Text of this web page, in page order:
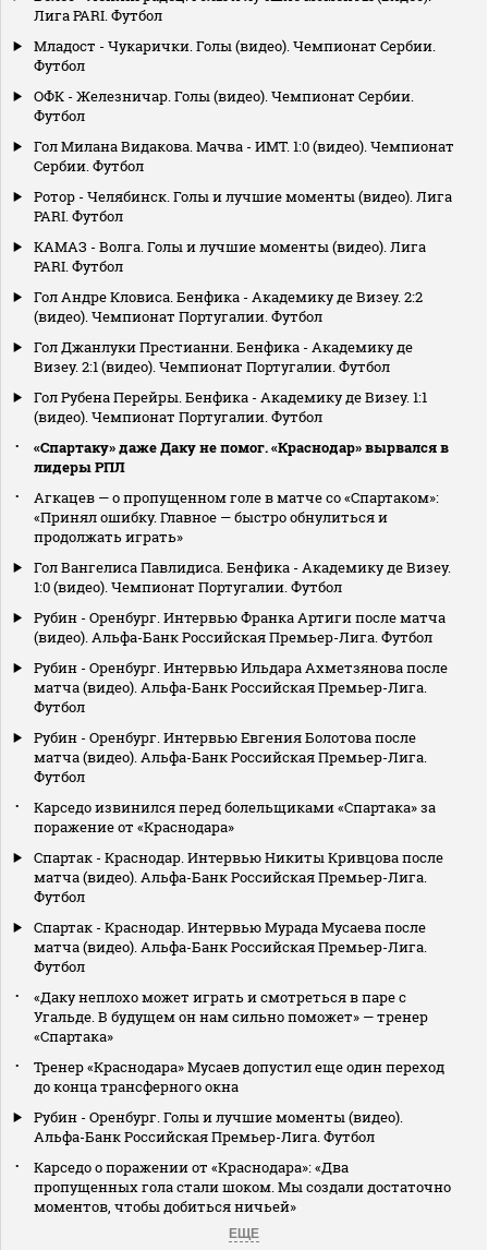
Лига PARI. Футбол
Младост - Чукарички. Голы (видео). Чемпионат Сербии.
Футбол
ОФК - Железничар. Голы (видео). Чемпионат Сербии.
Футбол
Гол Милана Видакова. Мачва - ИМТ. 1:0 (видео). Чемпионат
Сербии. Футбол
Ротор - Челябинск. Голы и лучшие моменты (видео). Лига
PARI. Футбол
КАМАЗ - Волга. Голы и лучшие моменты (видео). Лига
PARI. Футбол
Гол Андре Кловиса. Бенфика - Академику де Визеу. 2:2
(видео). Чемпионат Португалии. Футбол
Гол Джанлуки Престианни. Бенфика - Академику де
Визеу. 2:1 (видео). Чемпионат Португалии. Футбол
Гол Рубена Перейры. Бенфика - Академику де Визеу. 1:1
(видео). Чемпионат Португалии. Футбол
«Спартаку» даже Даку не помог. «Краснодар» вырвался в
лидеры РПЛ
Агкацев — о пропущенном голе в матче со «Спартаком»:
«Принял ошибку. Главное — быстро обнулиться и
продолжать играть»
Гол Вангелиса Павлидиса. Бенфика - Академику де Визеу.
1:0 (видео). Чемпионат Португалии. Футбол
Рубин - Оренбург. Интервью Франка Артиги после матча
(видео). Альфа-Банк Российская Премьер-Лига. Футбол
Рубин - Оренбург. Интервью Ильдара Ахметзянова после
матча (видео). Альфа-Банк Российская Премьер-Лига.
Футбол
Рубин - Оренбург. Интервью Евгения Болотова после
матча (видео). Альфа-Банк Российская Премьер-Лига.
Футбол
Карседо извинился перед болельщиками «Спартака» за
поражение от «Краснодара»
Спартак - Краснодар. Интервью Никиты Кривцова после
матча (видео). Альфа-Банк Российская Премьер-Лига.
Футбол
Спартак - Краснодар. Интервью Мурада Мусаева после
матча (видео). Альфа-Банк Российская Премьер-Лига.
Футбол
«Даку неплохо может играть и смотреться в паре с
Угальде. В будущем он нам сильно поможет» — тренер
«Спартака»
Тренер «Краснодара» Мусаев допустил еще один переход
до конца трансферного окна
Рубин - Оренбург. Голы и лучшие моменты (видео).
Альфа-Банк Российская Премьер-Лига. Футбол
Карседо о поражении от «Краснодара»: «Два
пропущенных гола стали шоком. Мы создали достаточно
моментов, чтобы добиться ничьей»
ЕЩЕ